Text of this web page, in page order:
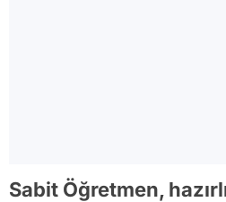
Sabit Öğretmen,